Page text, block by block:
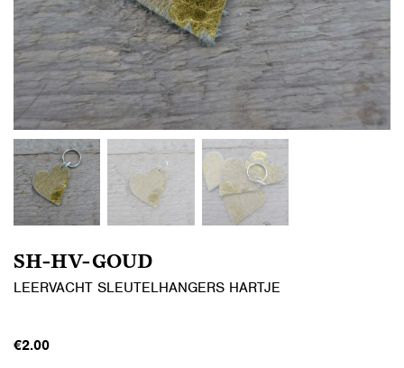
SH-HV-GOUD
LEERVACHT SLEUTELHANGERS HARTJE
€2.00